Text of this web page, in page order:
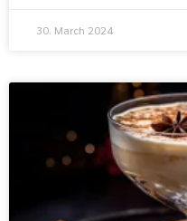
30. March 2024